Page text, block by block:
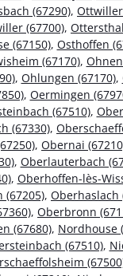
(67290),
(67700),
(67150), Osthoffen
(67170),
, Ohlungen (67170),
, Oermingen
(67510),
(67330),
, Obernai
, Oberlauterbach
, Oberhoffen-lès-
(67205), Oberhaslach
, Oberbronn
(67680), Nordhouse
(67510),